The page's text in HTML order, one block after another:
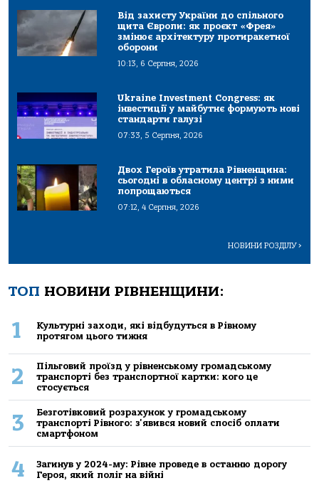
Від захисту України до спільного
щита Європи: як проєкт «Фрея»
змінює архітектуру протиракетної
оборони
10:13, 6 Серпня, 2026
Ukraine Investment Congress: як
інвестиції у майбутнє формують нові
стандарти галузі
07:33, 5 Серпня, 2026
Двох Героїв утратила Рівненщина:
сьогодні в обласному центрі з ними
попрощаються
07:12, 4 Серпня, 2026
НОВИНИ РОЗДІЛУ>
ТОП НОВИНИ РІВНЕНЩИНИ:
1
Культурні заходи, які відбудуться в Рівному
протягом цього тижня
2
Пільговий проїзд у рівненському громадському
транспорті без транспортної картки: кого це
стосується
3
Безготівковий розрахунок у громадському
транспорті Рівного: з'явився новий спосіб оплати
смартфоном
4
Загинув у 2024-му: Рівне проведе в останню дорогу
Героя, який поліг на війні